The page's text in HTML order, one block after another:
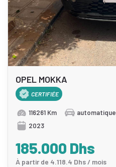
OPEL MOKKA
CERTIFIÉE
116261 Km automatique
2023
185.000 Dhs
À partir de 4.118.4 Dhs / mois